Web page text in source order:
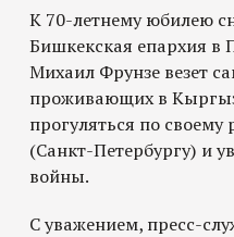
К 70-летнему юбилею
Бишкекская епархия в
Михаил Фрунзе везет
проживающих в
прогуляться по
(Санкт-Петербургу) и
войны.
С уважением, пресс-